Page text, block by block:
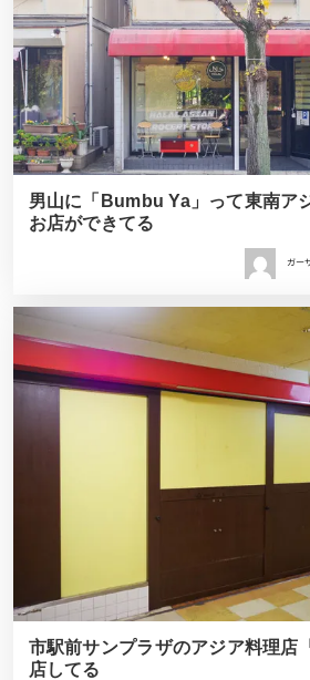
男山に「Bumbu Ya」って東南ア
お店ができてる
ガー
市駅前サンプラザのアジア料理店
店してる